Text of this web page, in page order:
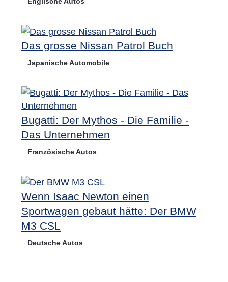
Das grosse Nissan Patrol Buch
Japanische Automobile
Bugatti: Der Mythos - Die Familie -
Das Unternehmen
Französische Autos
Wenn Isaac Newton einen
Sportwagen gebaut hätte: Der BMW
M3 CSL
Deutsche Autos